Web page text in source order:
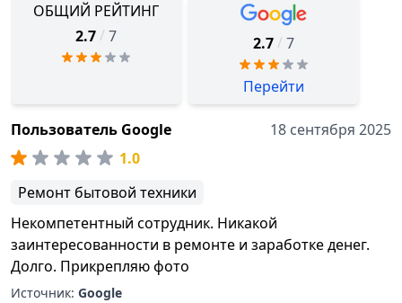
ОБЩИЙ РЕЙТИНГ
2.7 / 7 2.7 / 7
Перейти
Пользователь Google
18 сентября 2025
1.0
Ремонт бытовой техники
Некомпетентный сотрудник. Никакой
заинтересованности в ремонте и заработке денег.
Долго. Прикрепляю фото
Источник: Google